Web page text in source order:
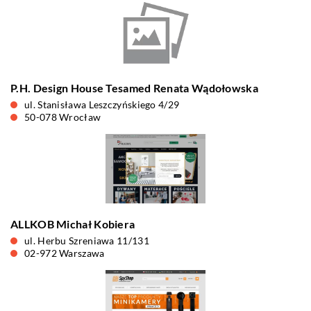
P.H. Design House Tesamed Renata Wądołowska
ul. Stanisława Leszczyńskiego 4/29
50-078 Wrocław
ALLKOB Michał Kobiera
ul. Herbu Szreniawa 11/131
02-972 Warszawa